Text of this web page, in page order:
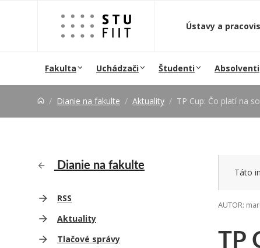
Prejsť na obsah
Ústavy a
Fakulta Uchádzači Študenti Absolventi
Dianie na fakulte Aktuality TP Cup: Čo platí na
Dianie na fakulte
RSS
Aktuality
Tlačové správy
TP
Táto
AUTOR: